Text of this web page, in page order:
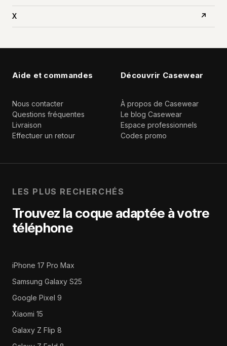
X ↗
Aide et commandes
Nous contacter
Questions fréquentes
Livraison
Effectuer un retour
Découvrir Casewear
À propos de Casewear
Le blog Casewear
Espace professionnels
Codes promo
LES PLUS RECHERCHÉS
Trouvez la coque adaptée à votre
téléphone
iPhone 17 Pro Max
Samsung Galaxy S25
Google Pixel 9
Xiaomi 15
Galaxy Z Flip 8